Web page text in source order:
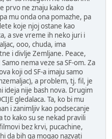
prvo ne znaju kako da
mu onda ona pomazhe, pa
koje njoj ostane kao
a sve vreme ih neko juri i
ooo, chuda, ima
i divlje Zemljane. Peace,
nema veze sa SF-om. Za
koji od SF-a imaju samo
a problem, tj. fil, je
ideja nije bash nova. Drugim
gledalaca. Ta, ko bi mu
i zanimljiv kao podsecanje
to kako su se nekad pravili
bez krvi, pucachine,
da bih ga mogao nazvati